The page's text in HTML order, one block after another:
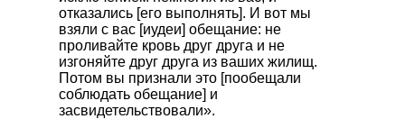
отказались [его выполнять]. И вот мы
взяли с вас [иудеи] обещание: не
проливайте кровь друг друга и не
изгоняйте друг друга из ваших жилищ.
Потом вы признали это [пообещали
соблюдать обещание] и
засвидетельствовали».